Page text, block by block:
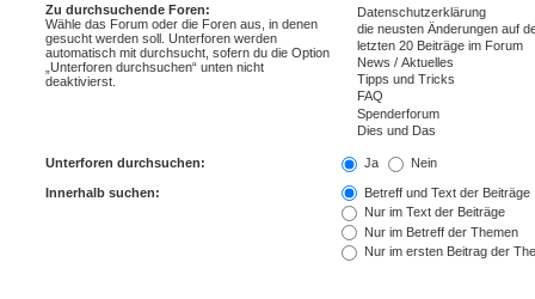
Zu durchsuchende Foren:
Wähle das Forum oder die Foren aus, in denen
gesucht werden soll. Unterforen werden
automatisch mit durchsucht, sofern du die Option
„Unterforen durchsuchen“ unten nicht
deaktivierst.
Unterforen durchsuchen: Ja Nein
Innerhalb suchen:
Betreff und Text der Beiträge
Nur im Text der Beiträge
Nur im Betreff der Themen
Nur im ersten Beitrag der